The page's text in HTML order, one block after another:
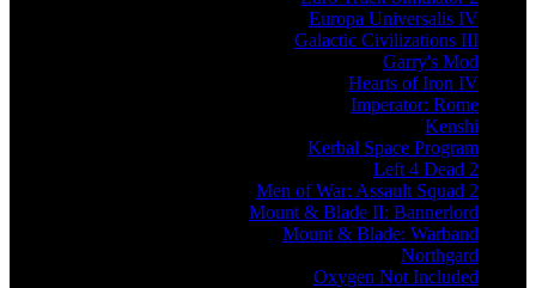
Europa Universalis IV
Galactic Civilizations III
Garry's Mod
Hearts of Iron IV
Imperator: Rome
Kenshi
Kerbal Space Program
Left 4 Dead 2
Men of War: Assault Squad 2
Mount & Blade II: Bannerlord
Mount & Blade: Warband
Northgard
Oxygen Not Included